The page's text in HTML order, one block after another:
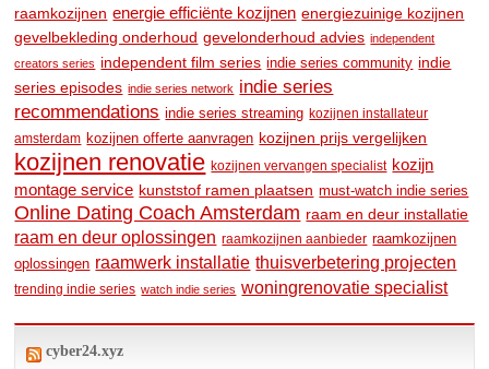
raamkozijnen energie efficiënte kozijnen energiezuinige kozijnen
gevelbekleding onderhoud gevelonderhoud advies independent
creators series independent film series indie series community indie
series episodes indie series network indie series
recommendations indie series streaming kozijnen installateur
amsterdam kozijnen offerte aanvragen kozijnen prijs vergelijken
kozijnen renovatie kozijnen vervangen specialist kozijn
montage service kunststof ramen plaatsen must-watch indie series
Online Dating Coach Amsterdam raam en deur installatie
raam en deur oplossingen raamkozijnen aanbieder raamkozijnen
oplossingen raamwerk installatie thuisverbetering projecten
trending indie series watch indie series woningrenovatie specialist
cyber24.xyz